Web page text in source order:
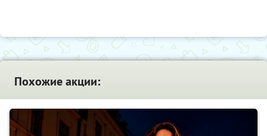
Похожие акции: